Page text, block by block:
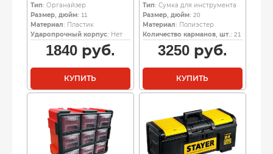
Тип: Органайзер
Размер, дюйм: 11
Материал: Пластик
Ударопрочный корпус: Нет
1840руб.
КУПИТЬ
Тип: Сумка для инструмента
Размер, дюйм: 20
Материал: Полиэстер
Количество карманов, шт.: 21
3250руб.
КУПИТЬ